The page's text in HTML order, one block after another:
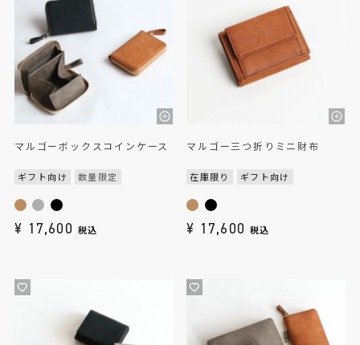
マルゴーボックスコインケース
ギフト向け 数量限定
¥ 17,600 税込
マルゴー三つ折りミニ財布
在庫限り ギフト向け
¥ 17,600 税込